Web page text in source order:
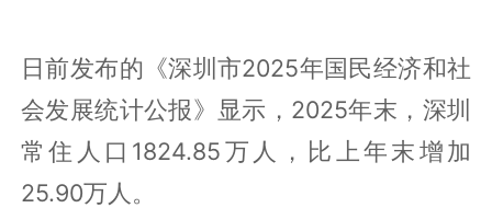
日前发布的《深圳市2025年国民经济和社
会发展统计公报》显示，2025年末，深圳
常住人口1824.85万人，比上年末增加
25.90万人。